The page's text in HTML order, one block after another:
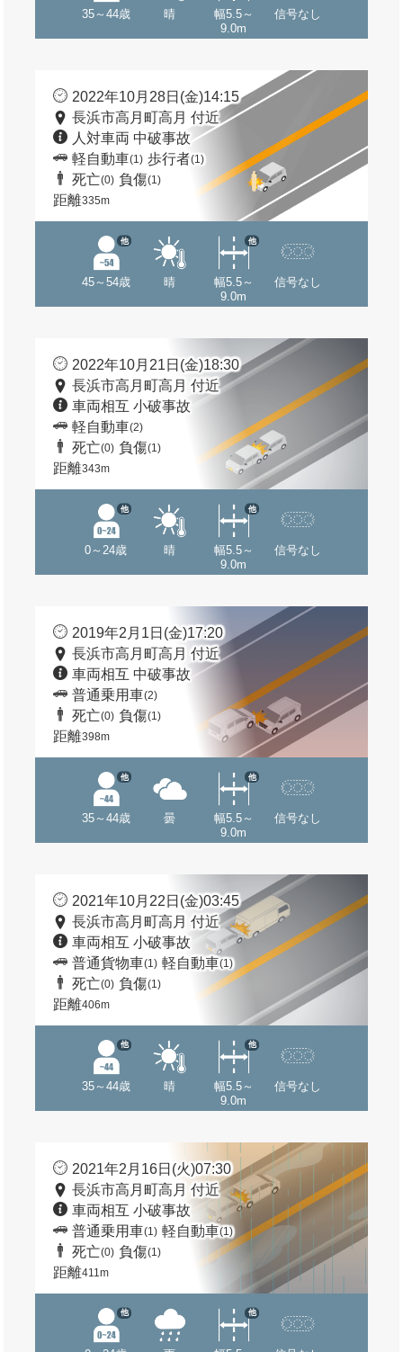
35～44歳 晴
幅5.5～
9.0m
信号なし
2022年10月28日(金)14:15
長浜市高月町高月 付近
人対車両 中破事故
軽自動車(1) 歩行者(1)
死亡(0) 負傷(1)
距離335m
45～54歳
他
晴
幅5.5～
9.0m
他
信号なし
2022年10月21日(金)18:30
長浜市高月町高月 付近
車両相互 小破事故
軽自動車(2)
死亡(0) 負傷(1)
距離343m
0～24歳
他
晴
幅5.5～
9.0m
他
信号なし
2019年2月1日(金)17:20
長浜市高月町高月 付近
車両相互 中破事故
普通乗用車(2)
死亡(0) 負傷(1)
距離398m
35～44歳
他
曇
幅5.5～
9.0m
他
信号なし
2021年10月22日(金)03:45
長浜市高月町高月 付近
車両相互 小破事故
普通貨物車(1) 軽自動車(1)
死亡(0) 負傷(1)
距離406m
35～44歳
他
晴
幅5.5～
9.0m
他
信号なし
2021年2月16日(火)07:30
長浜市高月町高月 付近
車両相互 小破事故
普通乗用車(1) 軽自動車(1)
死亡(0) 負傷(1)
距離411m
他 他